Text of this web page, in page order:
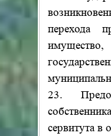
перехода
23.
сервитута в